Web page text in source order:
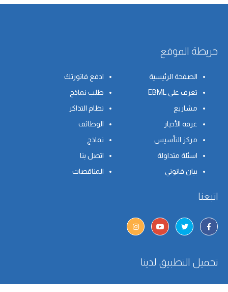
خريطة الموقع
الصفحة الرئيسية
ادفع فاتورتك
تعرف على EBML
طلب نماذج
مشاريع
نظام التذاكر
غرفة الأخبار
الوظائف
مركز التأسيس
نماذج
اسئلة متداولة
اتصل بنا
بيان قانوني
المناقصات
اتبعنا
تحميل التطبيق لدينا